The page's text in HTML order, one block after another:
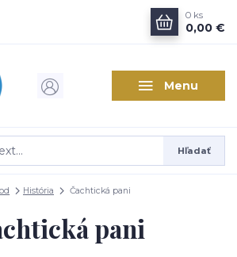
Menu
Hľadať
0 ks
0,00 €
História Čachtická pani
pani